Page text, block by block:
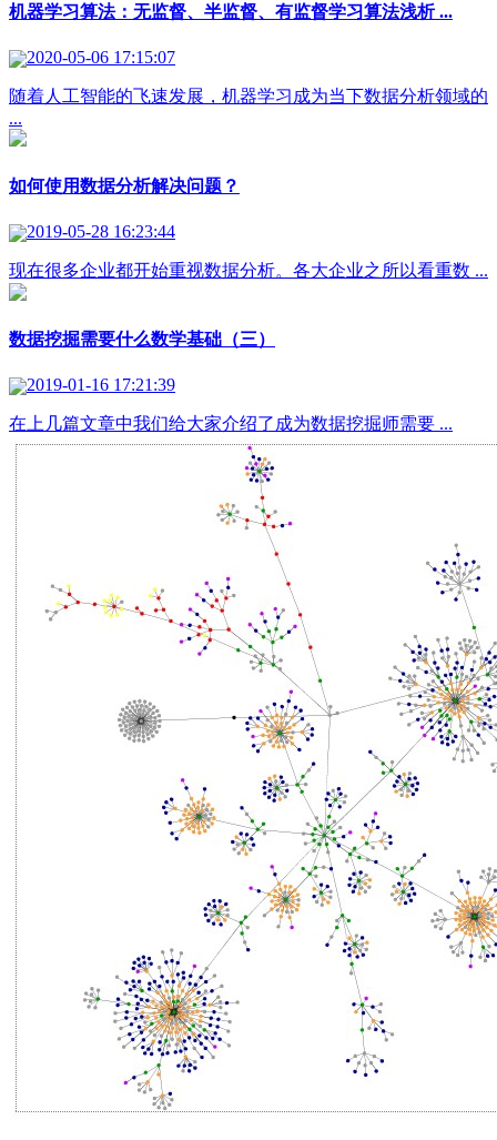
机器学习算法：无监督、半监督、有监督学习算法浅析 ...
2020-05-06 17:15:07
随着人工智能的飞速发展，机器学习成为当下数据分析领域的
...
如何使用数据分析解决问题？
2019-05-28 16:23:44
现在很多企业都开始重视数据分析。各大企业之所以看重数 ...
数据挖掘需要什么数学基础（三）
2019-01-16 17:21:39
在上几篇文章中我们给大家介绍了成为数据挖掘师需要 ...